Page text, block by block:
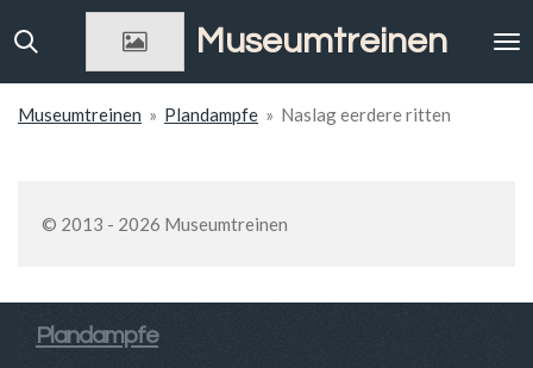
direct
hoofdinhoud
Museumtreinen
Museumtreinen » Plandampfe » Naslag eerdere ritten
© 2013 - 2026 Museumtreinen
Plandampfe